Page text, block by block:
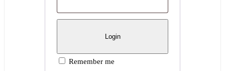
Remember me